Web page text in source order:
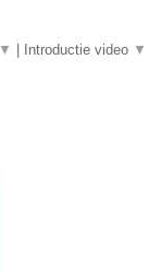
▼ Introductie video ▼